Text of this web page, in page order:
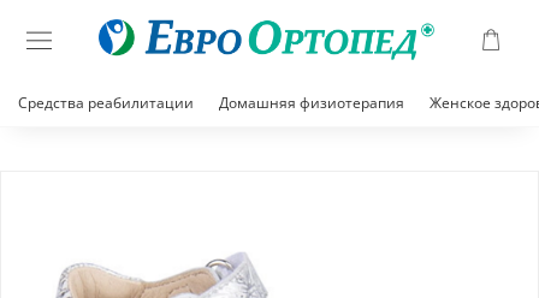
Средства реабилитации Домашняя физиотерапия Женское